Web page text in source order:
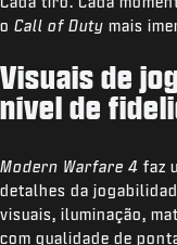
o Call of Duty mais
Visuais de
nível de
Modern Warfare 4 faz
detalhes da
visuais, iluminação,
com qualidade de